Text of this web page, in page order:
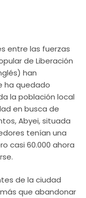
entre las fuerzas
de Liberación
han
ha quedado
la población local
en busca de
Abyei, situada
tenían una
casi 60.000 ahora
de la ciudad
que abandonar